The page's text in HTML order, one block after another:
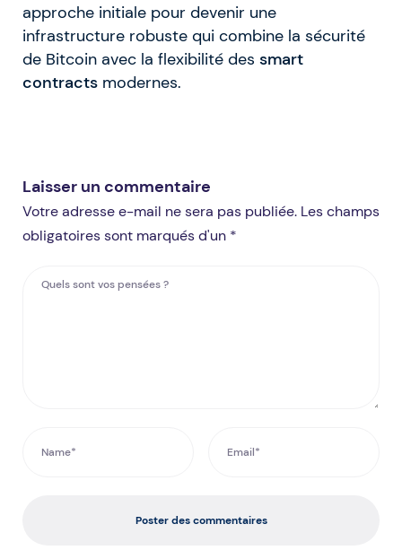
approche initiale pour devenir une
infrastructure robuste qui combine la sécurité
de Bitcoin avec la flexibilité des smart
contracts modernes.
Laisser un commentaire
Votre adresse e-mail ne sera pas publiée. Les champs
obligatoires sont marqués d'un *
Poster des commentaires